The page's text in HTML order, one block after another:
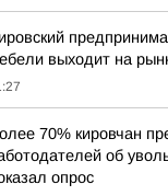
выходит на
70% кировчан
об
опрос